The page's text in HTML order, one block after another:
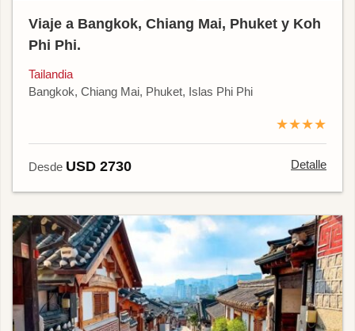
Viaje a Bangkok, Chiang Mai, Phuket y Koh
Phi Phi.
Tailandia
Bangkok, Chiang Mai, Phuket, Islas Phi Phi
★★★★
Desde USD 2730 Detalle